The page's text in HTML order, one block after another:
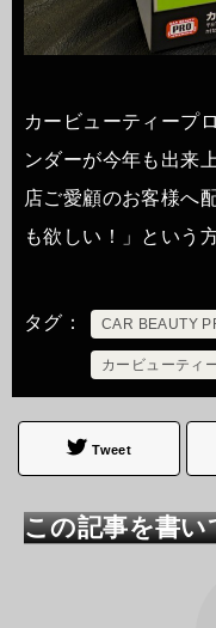
カービューティープ
ンダーが今年も出来
店ご愛顧のお客様へ
も欲しい！」という
タグ CAR BEAUTY
カービューティ
Tweet
この記事を書い